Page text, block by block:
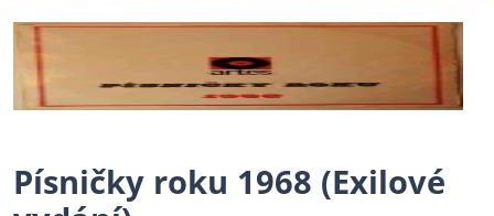
Písničky roku 1968 (Exilové